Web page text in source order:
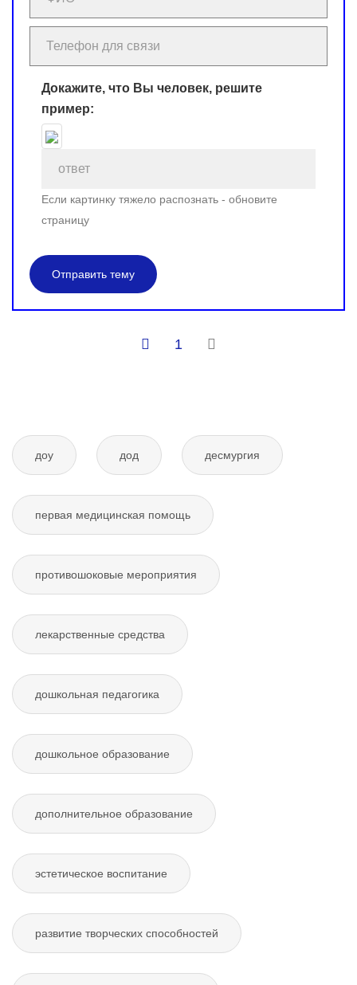
Докажите, что Вы человек, решите
пример:
Если картинку тяжело распознать - обновите
страницу
Отправить тему
1
доу дод десмургия
первая медицинская помощь
противошоковые мероприятия
лекарственные средства
дошкольная педагогика
дошкольное образование
дополнительное образование
эстетическое воспитание
развитие творческих способностей